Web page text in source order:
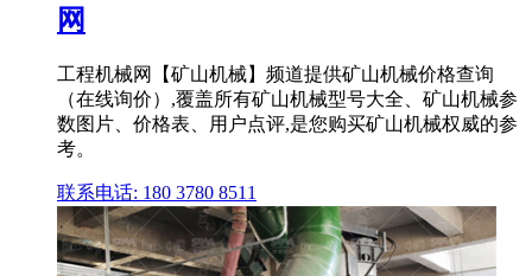
网
工程机械网【矿山机械】频道提供矿山机械价格查询
（在线询价）,覆盖所有矿山机械型号大全、矿山机械参
数图片、价格表、用户点评,是您购买矿山机械权威的参
考。
联系电话: 180 3780 8511